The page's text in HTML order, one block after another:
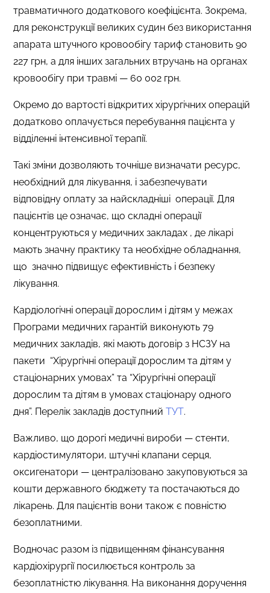
травматичного додаткового коефіцієнта. Зокрема,
для реконструкції великих судин без використання
апарата штучного кровообігу тариф становить 90
227 грн, а для інших загальних втручань на органах
кровообігу при травмі — 60 002 грн.
Окремо до вартості відкритих хірургічних операцій
додатково оплачується перебування пацієнта у
відділенні інтенсивної терапії.
Такі зміни дозволяють точніше визначати ресурс,
необхідний для лікування, і забезпечувати
відповідну оплату за найскладніші операції. Для
пацієнтів це означає, що складні операції
концентруються у медичних закладах , де лікарі
мають значну практику та необхідне обладнання,
що значно підвищує ефективність і безпеку
лікування.
Кардіологічні операції дорослим і дітям у межах
Програми медичних гарантій виконують 79
медичних закладів, які мають договір з НСЗУ на
пакети “Хірургічні операції дорослим та дітям у
стаціонарних умовах” та “Хірургічні операції
дорослим та дітям в умовах стаціонару одного
дня”. Перелік закладів доступний ТУТ.
Важливо, що дорогі медичні вироби — стенти,
кардіостимулятори, штучні клапани серця,
оксигенатори — централізовано закуповуються за
кошти державного бюджету та постачаються до
лікарень. Для пацієнтів вони також є повністю
безоплатними.
Водночас разом із підвищенням фінансування
кардіохірургії посилюється контроль за
безоплатністю лікування. На виконання доручення